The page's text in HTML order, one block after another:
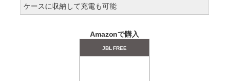
ケースに収納して充電も可能
Amazonで購入
JBL FREE